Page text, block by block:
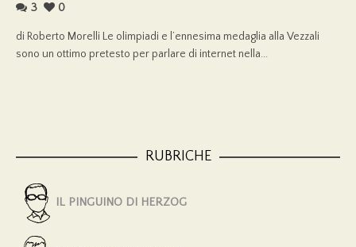
3
0
di Roberto Morelli Le olimpiadi e l’ennesima medaglia alla Vezzali
sono un ottimo pretesto per parlare di internet nella...
RUBRICHE
IL PINGUINO DI HERZOG